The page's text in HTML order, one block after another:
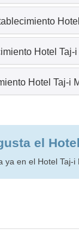
Hotel
Hotel Taj-i
el
ya en el Hotel Taj-